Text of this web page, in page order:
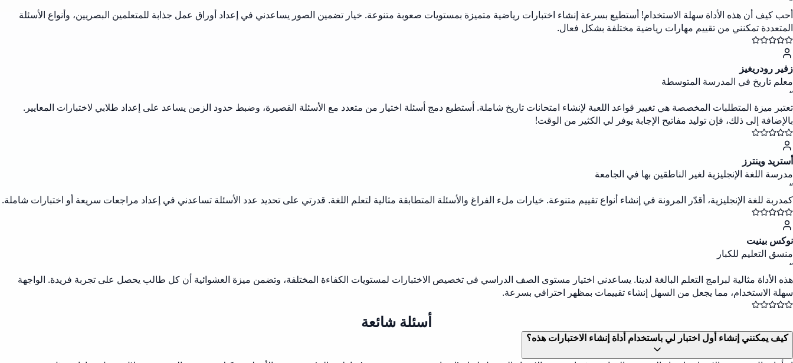
أحب كيف أن هذه الأداة سهلة الاستخدام! أستطيع بسرعة إنشاء اختبارات رياضية متميزة بمستويات صعوبة متنوعة. خيار تضمين الصور يساعدني في إعداد أوراق عمل جذابة للمتعلمين البصريين، وأنواع الأسئلة
المتعددة تمكنني من تقييم مهارات رياضية مختلفة بشكل فعال.
زفير رودريغيز
معلم تاريخ في المدرسة المتوسطة
“
تعتبر ميزة المتطلبات المخصصة هي تغيير قواعد اللعبة لإنشاء امتحانات تاريخ شاملة. أستطيع دمج أسئلة اختيار من متعدد مع الأسئلة القصيرة، وضبط حدود الزمن يساعد على إعداد طلابي لاختبارات المعايير.
بالإضافة إلى ذلك، فإن توليد مفاتيح الإجابة يوفر لي الكثير من الوقت!
أستريد وينترز
مدرسة اللغة الإنجليزية لغير الناطقين بها في الجامعة
“
كمدربة للغة الإنجليزية، أقدّر المرونة في إنشاء أنواع تقييم متنوعة. خيارات ملء الفراغ والأسئلة المتطابقة مثالية لتعلم اللغة. قدرتي على تحديد عدد الأسئلة تساعدني في إعداد مراجعات سريعة أو اختبارات شاملة.
نوكس بينيت
منسق التعليم للكبار
“
هذه الأداة مثالية لبرامج التعلم البالغة لدينا. يساعدني اختيار مستوى الصف الدراسي في تخصيص الاختبارات لمستويات الكفاءة المختلفة، وتضمن ميزة العشوائية أن كل طالب يحصل على تجربة فريدة. الواجهة
سهلة الاستخدام، مما يجعل من السهل إنشاء تقييمات بمظهر احترافي بسرعة.
أسئلة شائعة
كيف يمكنني إنشاء أول اختبار لي باستخدام أداة إنشاء الاختبارات هذه؟